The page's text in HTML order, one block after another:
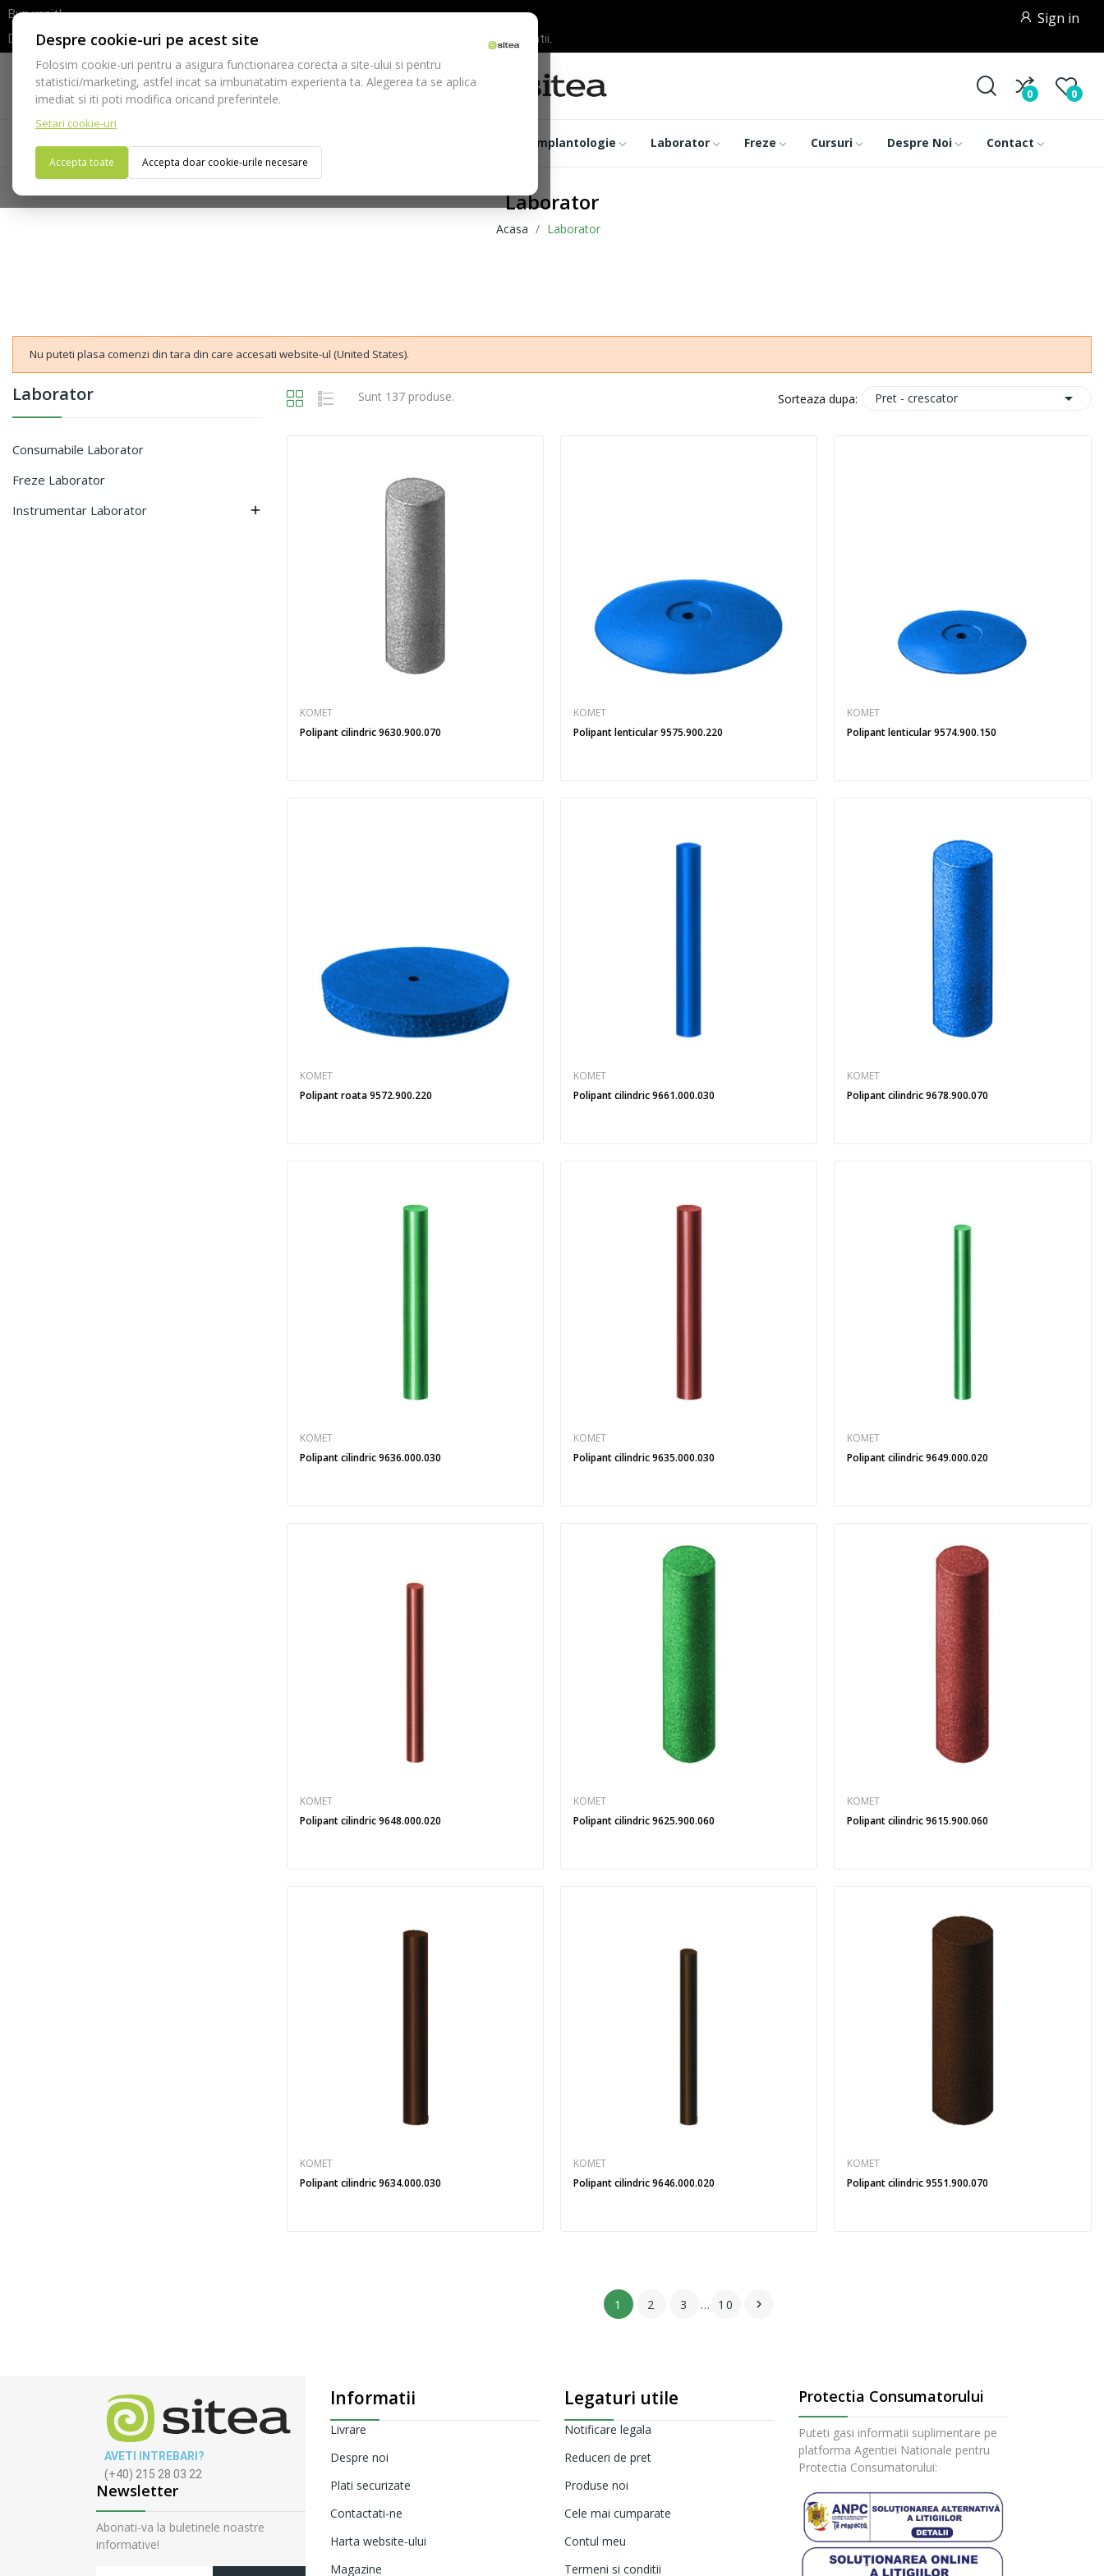
Despre cookie-uri pe acest site
Folosim cookie-uri pentru a asigura functionarea corecta a site-ului si pentru
statistici/marketing, astfel incat sa imbunatatim experienta ta. Alegerea ta se aplica
imediat si iti poti modifica oricand preferintele.
Setari cookie-uri
Accepta toate Accepta doar cookie-urile necesare
Bun venit!
Dupa efectuarea comenzii va rugam sa asteptati confirmarea stocurilor inainte de efectuarea platii.
Sign in
Telefon:
021-528 03 23
0 0
Acasa Consumabile Echipamente Implantologie Laborator Freze Cursuri Despre Noi Contact
Laborator
Acasa Laborator
Nu puteti plasa comenzi din tara din care accesati website-ul (United States).
Laborator
Consumabile Laborator
Freze Laborator
Instrumentar Laborator

Sunt 137 produse. Sorteaza dupa: Pret - crescator 
KOMET
Polipant cilindric 9630.900.070
KOMET
Polipant lenticular 9575.900.220
KOMET
Polipant lenticular 9574.900.150
KOMET
Polipant roata 9572.900.220
KOMET
Polipant cilindric 9661.000.030
KOMET
Polipant cilindric 9678.900.070
KOMET
Polipant cilindric 9636.000.030
KOMET
Polipant cilindric 9635.000.030
KOMET
Polipant cilindric 9649.000.020
KOMET
Polipant cilindric 9648.000.020
KOMET
Polipant cilindric 9625.900.060
KOMET
Polipant cilindric 9615.900.060
KOMET
Polipant cilindric 9634.000.030
KOMET
Polipant cilindric 9646.000.020
KOMET
Polipant cilindric 9551.900.070
1 2 3 … 10 
AVETI INTREBARI?
(+40) 215 28 03 22
Newsletter
Abonati-va la buletinele noastre
informative!
Informatii
Livrare
Despre noi
Plati securizate
Contactati-ne
Harta website-ului
Magazine
Legaturi utile
Notificare legala
Reduceri de pret
Produse noi
Cele mai cumparate
Contul meu
Termeni si conditii
Protectia Consumatorului
Puteti gasi informatii suplimentare pe
platforma Agentiei Nationale pentru
Protectia Consumatorului: